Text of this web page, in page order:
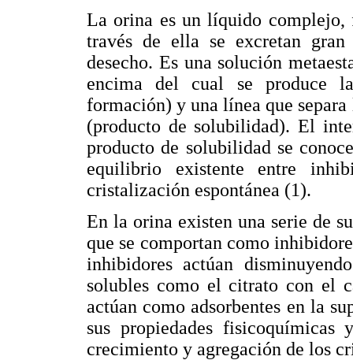
La orina es un líquido complejo,
través de ella se excretan
desecho. Es una solución
encima del cual se produce
formación) y una línea que separa
(producto de solubilidad). El
producto de solubilidad se
equilibrio existente entre
cristalización espontánea (1).
En la orina existen una serie de
que se comportan como
inhibidores actúan
solubles como el citrato con el
actúan como adsorbentes en la
sus propiedades
crecimiento y agregación de los